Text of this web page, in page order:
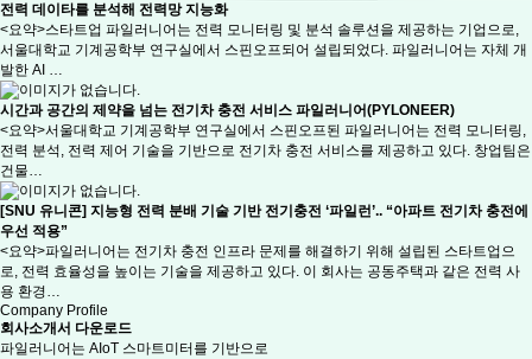
전력 데이타를 분석해 전력망 지능화
<요약>스타트업 파일러니어는 전력 모니터링 및 분석 솔루션을 제공하는 기업으로,
서울대학교 기계공학부 연구실에서 스핀오프되어 설립되었다. 파일러니어는 자체 개
발한 AI …
시간과 공간의 제약을 넘는 전기차 충전 서비스 파일러니어(PYLONEER)
<요약>서울대학교 기계공학부 연구실에서 스핀오프된 파일러니어는 전력 모니터링,
전력 분석, 전력 제어 기술을 기반으로 전기차 충전 서비스를 제공하고 있다. 창업팀은
건물…
[SNU 유니콘] 지능형 전력 분배 기술 기반 전기충전 ‘파일런’.. “아파트 전기차 충전에
우선 적용”
<요약>파일러니어는 전기차 충전 인프라 문제를 해결하기 위해 설립된 스타트업으
로, 전력 효율성을 높이는 기술을 제공하고 있다. 이 회사는 공동주택과 같은 전력 사
용 환경…
Company Profile
회사소개서 다운로드
파일러니어는 AIoT 스마트미터를 기반으로